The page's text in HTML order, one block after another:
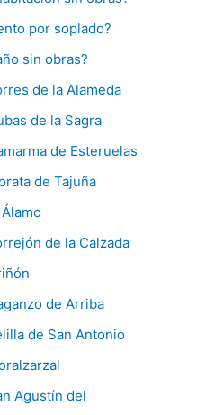
por soplado?
sin obras?
de la Alameda
de la Sagra
de Esteruelas
de Tajuña
de la Calzada
de Arriba
de San Antonio
Agustín del